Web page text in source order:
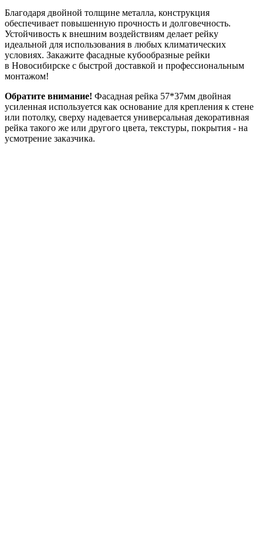
Благодаря двойной толщине металла, конструкция
обеспечивает повышенную прочность и долговечность.
Устойчивость к внешним воздействиям делает рейку
идеальной для использования в любых климатических
условиях. Закажите фасадные кубообразные рейки
в Новосибирске с быстрой доставкой и профессиональным
монтажом!
Обратите внимание! Фасадная рейка 57*37мм двойная
усиленная используется как основание для крепления к стене
или потолку, сверху надевается универсальная декоративная
рейка такого же или другого цвета, текстуры, покрытия - на
усмотрение заказчика.